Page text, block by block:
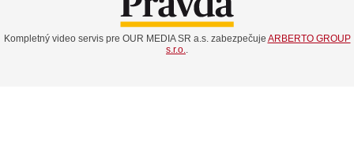
Kompletný video servis pre OUR MEDIA SR a.s. zabezpečuje ARBERTO GROUP
s.r.o.